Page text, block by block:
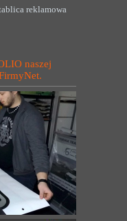
reklamowa
naszej